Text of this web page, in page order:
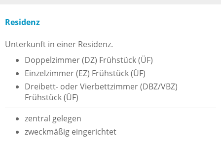
Residenz
Unterkunft in einer Residenz.
Doppelzimmer (DZ) Frühstück (ÜF)
Einzelzimmer (EZ) Frühstück (ÜF)
Dreibett- oder Vierbettzimmer (DBZ/VBZ)
Frühstück (ÜF)
zentral gelegen
zweckmäßig eingerichtet